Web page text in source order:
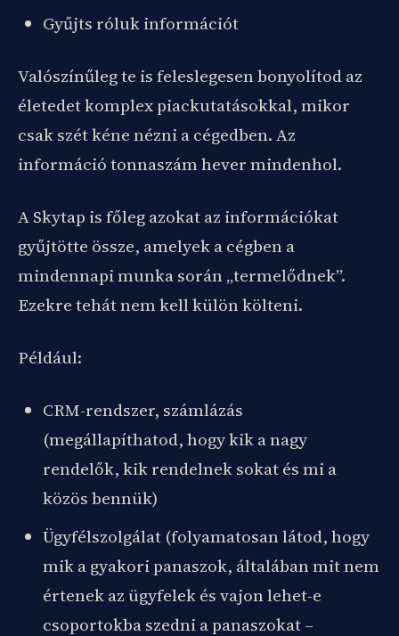
Gyűjts róluk információt
Valószínűleg te is feleslegesen bonyolítod az
életedet komplex piackutatásokkal, mikor
csak szét kéne nézni a cégedben. Az
információ tonnaszám hever mindenhol.
A Skytap is főleg azokat az információkat
gyűjtötte össze, amelyek a cégben a
mindennapi munka során „termelődnek”.
Ezekre tehát nem kell külön költeni.
Például:
CRM-rendszer, számlázás
(megállapíthatod, hogy kik a nagy
rendelők, kik rendelnek sokat és mi a
közös bennük)
Ügyfélszolgálat (folyamatosan látod, hogy
mik a gyakori panaszok, általában mit nem
értenek az ügyfelek és vajon lehet-e
csoportokba szedni a panaszokat –